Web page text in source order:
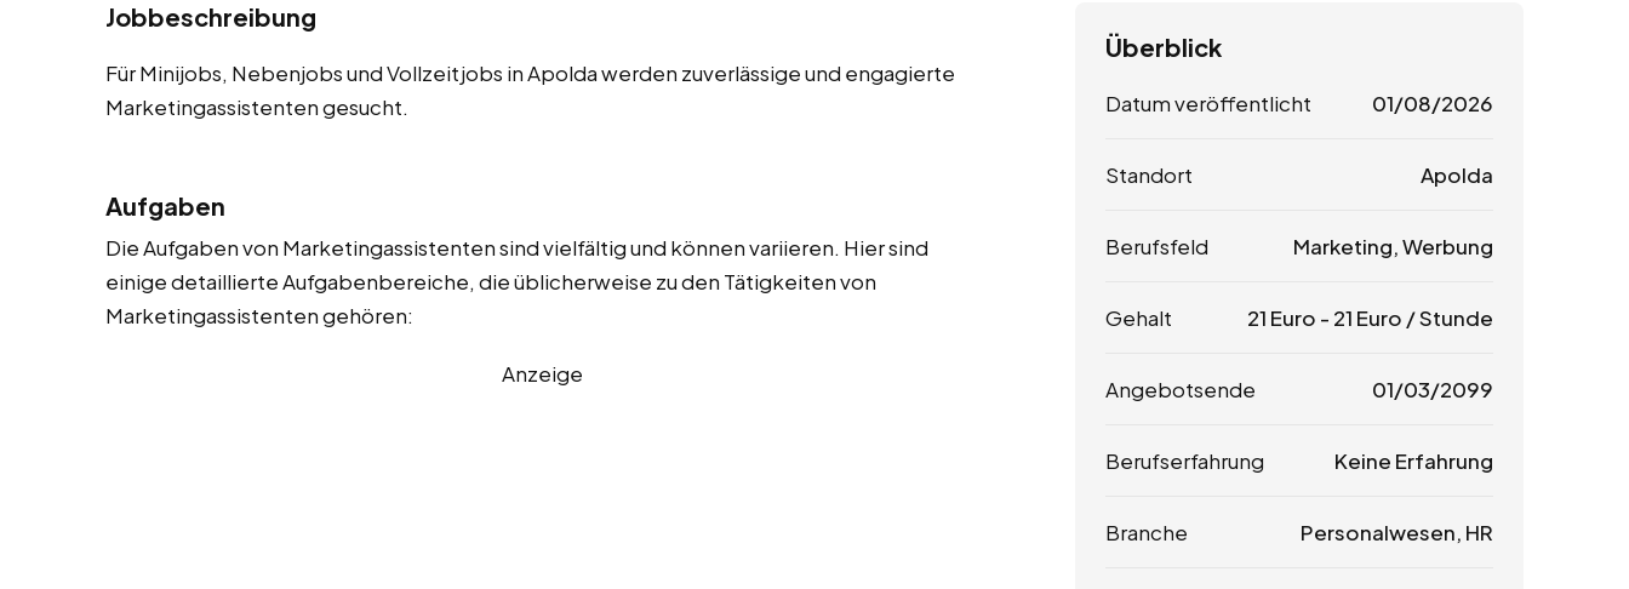
Jobbeschreibung
Für Minijobs, Nebenjobs und Vollzeitjobs in Apolda werden zuverlässige und engagierte
Marketingassistenten gesucht.
Aufgaben
Die Aufgaben von Marketingassistenten sind vielfältig und können variieren. Hier sind
einige detaillierte Aufgabenbereiche, die üblicherweise zu den Tätigkeiten von
Marketingassistenten gehören:
Anzeige
Überblick
Datum veröffentlicht 01/08/2026
Standort Apolda
Berufsfeld Marketing, Werbung
Gehalt 21 Euro - 21 Euro / Stunde
Angebotsende 01/03/2099
Berufserfahrung Keine Erfahrung
Branche Personalwesen, HR